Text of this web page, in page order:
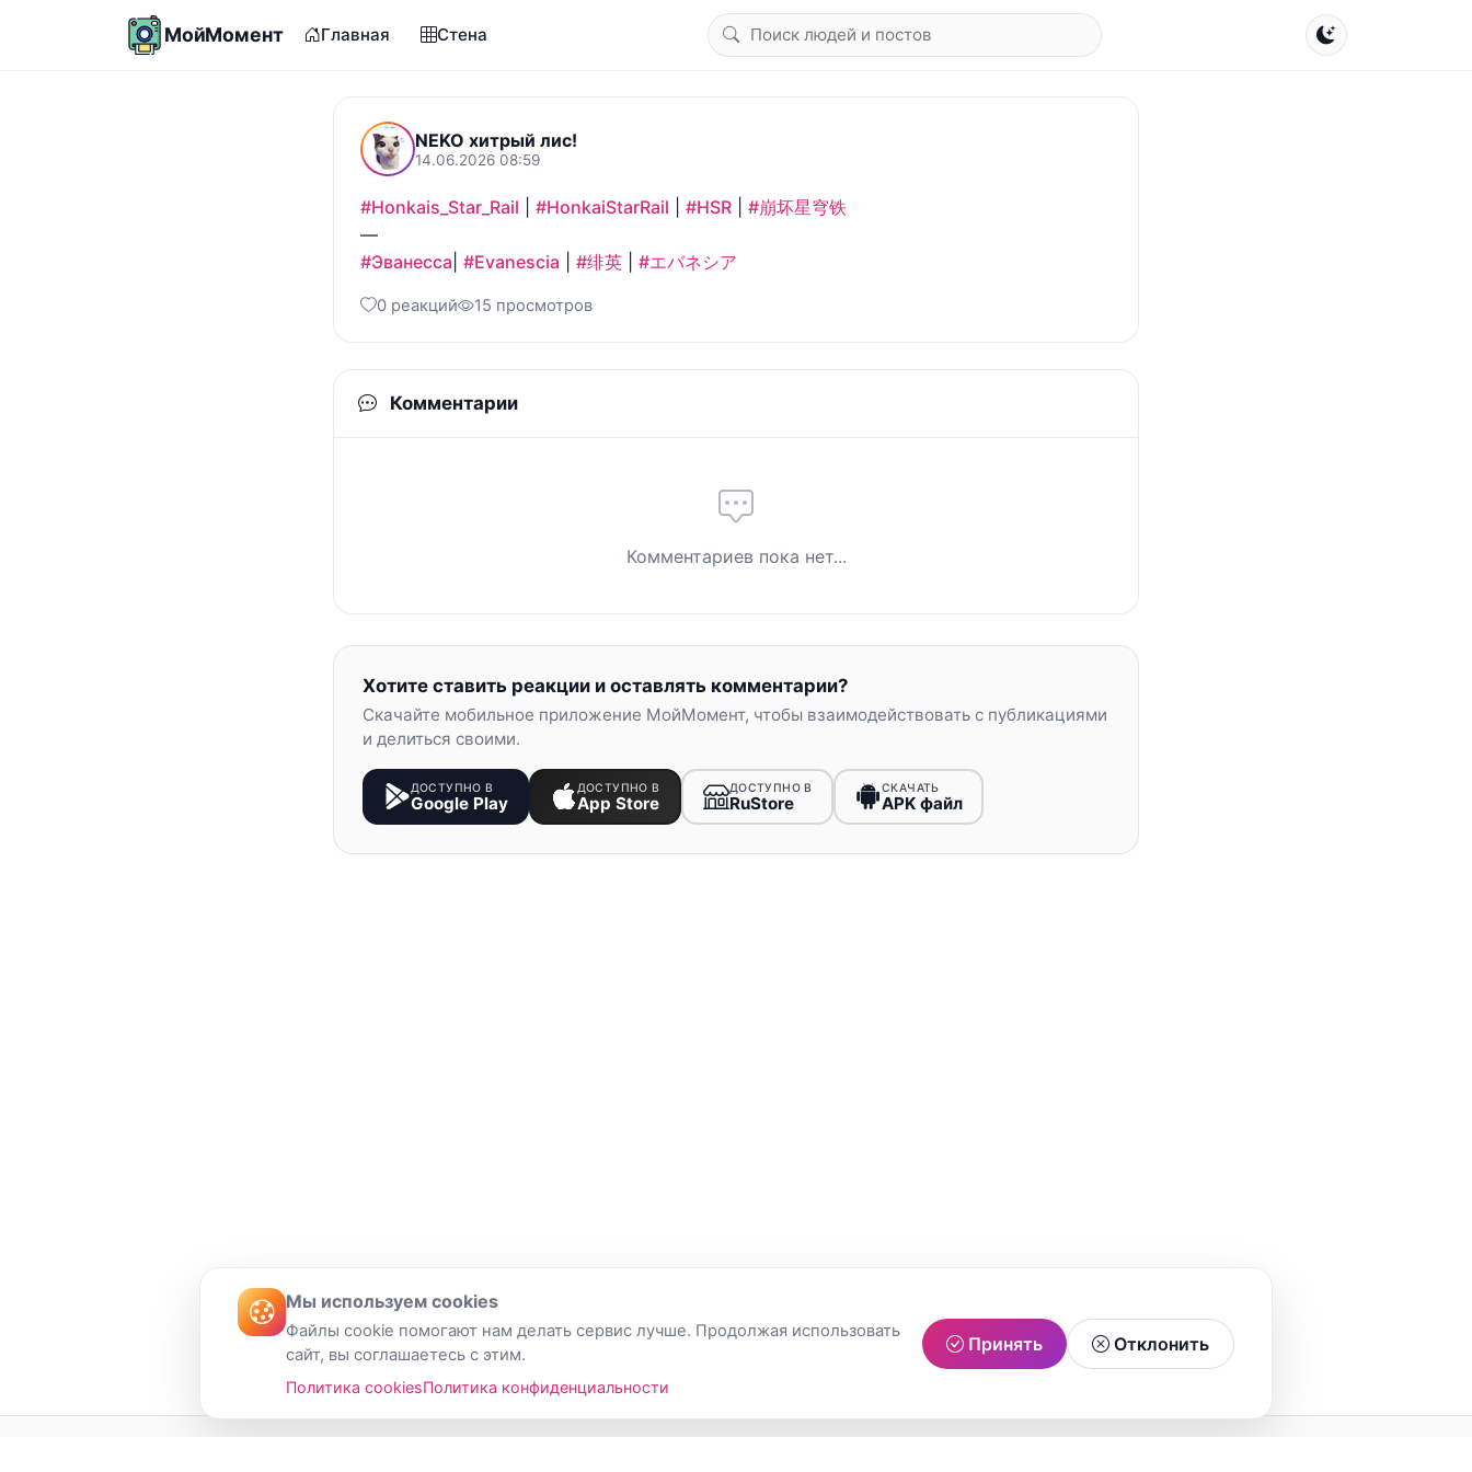
МойМомент Главная Стена
NEKO хитрый лис!
14.06.2026 08:59
#Honkais_Star_Rail #HonkaiStarRail #HSR
#崩坏星穹铁
#Эванесса #Evanescia #绯英 #エバネシア
0 реакций 15 просмотров
Комментарии
Комментариев пока нет...
Хотите ставить реакции и оставлять комментарии?
Скачайте мобильное приложение МойМомент, чтобы взаимодействовать с публикациями
и делиться своими.
ДОСТУПНО В
Google Play
ДОСТУПНО В
App Store
ДОСТУПНО В
RuStore
СКАЧАТЬ
APK файл
Мы используем cookies
Файлы cookie помогают нам делать сервис лучше. Продолжая использовать
сайт, вы соглашаетесь с этим.
Политика cookiesПолитика конфиденциальности
Принять Отклонить